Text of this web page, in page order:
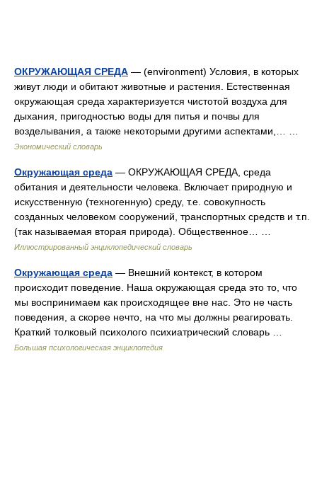
ОКРУЖАЮЩАЯ СРЕДА — (environment) Условия, в которых
живут люди и обитают животные и растения. Естественная
окружающая среда характеризуется чистотой воздуха для
дыхания, пригодностью воды для питья и почвы для
возделывания, а также некоторыми другими аспектами,… …
Экономический словарь
Окружающая среда — ОКРУЖАЮЩАЯ СРЕДА, среда
обитания и деятельности человека. Включает природную и
искусственную (техногенную) среду, т.е. совокупность
созданных человеком сооружений, транспортных средств и т.п.
(так называемая вторая природа). Общественное… …
Иллюстрированный энциклопедический словарь
Окружающая среда — Внешний контекст, в котором
происходит поведение. Наша окружающая среда это то, что
мы воспринимаем как происходящее вне нас. Это не часть
поведения, а скорее нечто, на что мы должны реагировать.
Краткий толковый психолого психиатрический словарь …
Большая психологическая энциклопедия